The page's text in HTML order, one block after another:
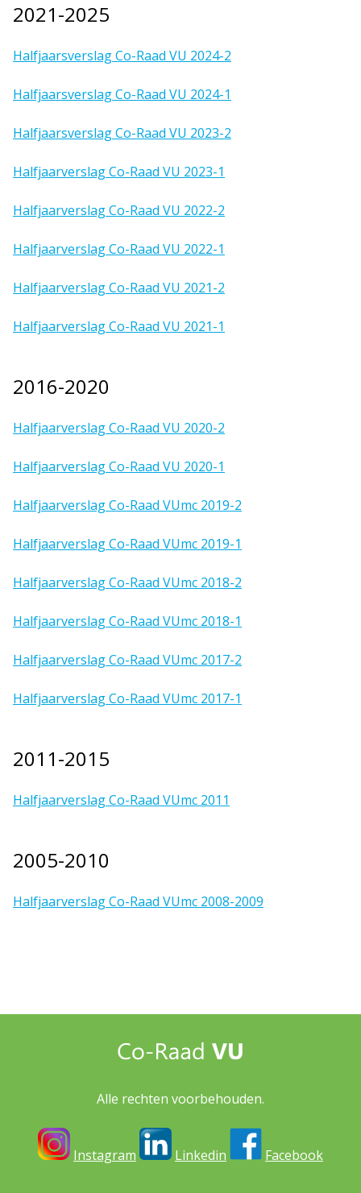
2021-2025
Halfjaarsverslag Co-Raad VU 2024-2
Halfjaarsverslag Co-Raad VU 2024-1
Halfjaarsverslag Co-Raad VU 2023-2
Halfjaarverslag Co-Raad VU 2023-1
Halfjaarverslag Co-Raad VU 2022-2
Halfjaarverslag Co-Raad VU 2022-1
Halfjaarverslag Co-Raad VU 2021-2
Halfjaarverslag Co-Raad VU 2021-1
2016-2020
Halfjaarverslag Co-Raad VU 2020-2
Halfjaarverslag Co-Raad VU 2020-1
Halfjaarverslag Co-Raad VUmc 2019-2
Halfjaarverslag Co-Raad VUmc 2019-1
Halfjaarverslag Co-Raad VUmc 2018-2
Halfjaarverslag Co-Raad VUmc 2018-1
Halfjaarverslag Co-Raad VUmc 2017-2
Halfjaarverslag Co-Raad VUmc 2017-1
2011-2015
Halfjaarverslag Co-Raad VUmc 2011
2005-2010
Halfjaarverslag Co-Raad VUmc 2008-2009
Alle rechten voorbehouden.
Instagram Linkedin Facebook